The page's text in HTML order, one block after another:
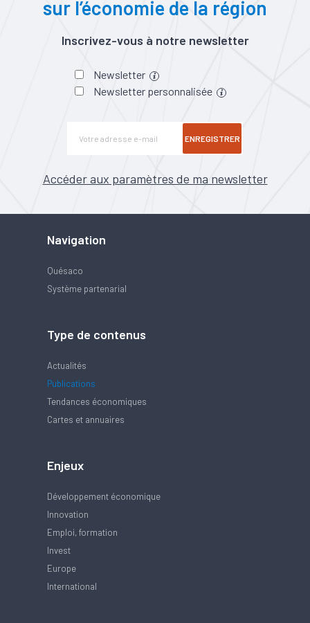
sur l’économie de la région
Inscrivez-vous à notre newsletter
Newsletter
Newsletter personnalisée
ENREGISTRER
Accéder aux paramètres de ma newsletter
Navigation
Quésaco
Système partenarial
Type de contenus
Actualités
Publications
Tendances économiques
Cartes et annuaires
Enjeux
Développement économique
Innovation
Emploi, formation
Invest
Europe
International